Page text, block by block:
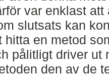
var enklast att
slutsats kan
hitta en metod
pålitligt driver ut
den av de